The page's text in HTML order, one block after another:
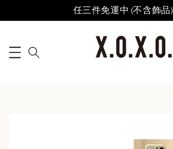
任三件免運中 (不含飾品)